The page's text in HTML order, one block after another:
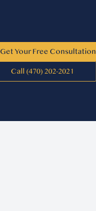
Get Your Free Consultation
Call (470) 202-2021